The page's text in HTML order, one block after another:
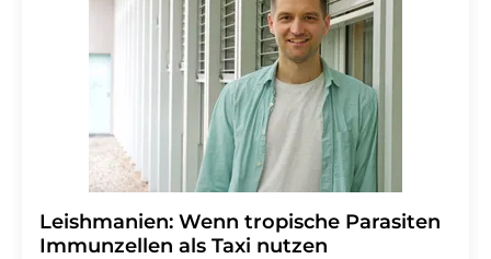
Leishmanien: Wenn tropische Parasiten
Immunzellen als Taxi nutzen